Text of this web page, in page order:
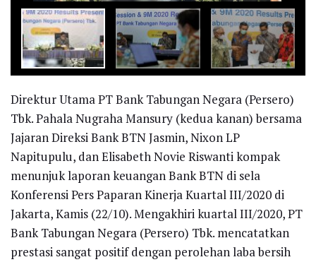
Direktur Utama PT Bank Tabungan Negara (Persero)
Tbk. Pahala Nugraha Mansury (kedua kanan) bersama
Jajaran Direksi Bank BTN Jasmin, Nixon LP
Napitupulu, dan Elisabeth Novie Riswanti kompak
menunjuk laporan keuangan Bank BTN di sela
Konferensi Pers Paparan Kinerja Kuartal III/2020 di
Jakarta, Kamis (22/10). Mengakhiri kuartal III/2020, PT
Bank Tabungan Negara (Persero) Tbk. mencatatkan
prestasi sangat positif dengan perolehan laba bersih